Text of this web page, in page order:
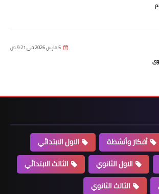
5 مارس 2026 في 9:21 ص
أفكار وأنشطة
الاول الابتدائي
الاول الثانوي
الثالث الابتدائي
الثالث الثانوي